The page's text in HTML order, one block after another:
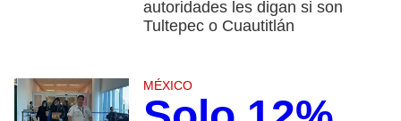
autoridades les digan si son
Tultepec o Cuautitlán
MÉXICO